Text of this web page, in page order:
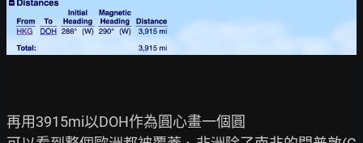
再用3915mi以DOH作為圓心畫一個圓